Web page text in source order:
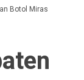
Botol Miras